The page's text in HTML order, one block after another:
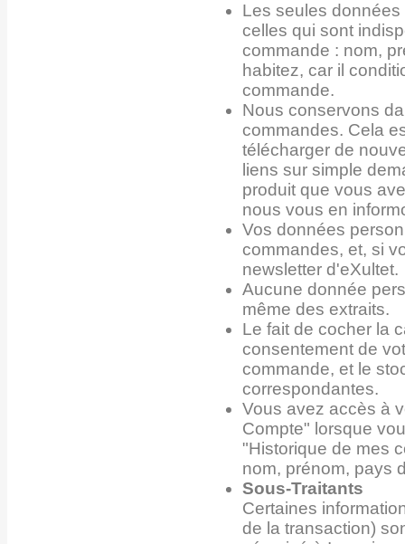
Les seules
celles qui sont
commande : nom,
habitez, car il
commande.
Nous conservons
commandes. Cela
télécharger de
liens sur simple
produit que vous
nous vous en
Vos données
commandes, et, si
newsletter d'eXultet.
Aucune donnée
même des extraits.
Le fait de cocher la
consentement de
commande, et le
correspondantes.
Vous avez accès à
Compte" lorsque
"Historique de mes
nom, prénom, pays
Sous-Traitants
Certaines
de la transaction)